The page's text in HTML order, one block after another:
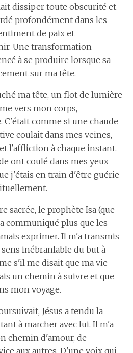
dissiper toute obscurité et
profondément dans les
de paix et
Une transformation
à se produire lorsque sa
sur ma tête.
ma tête, un flot de lumière
vers mon corps,
comme si une chaude
coulait dans mes veines,
l'affliction à chaque instant.
ont coulé dans mes yeux
j'étais en train d'être guérie
sacrée, le prophète Isa (que
communiqué plus que les
exprimer. Il m'a transmis
inébranlable du but à
s'il me disait que ma vie
un chemin à suivre et que
mon voyage.
Jésus a tendu la
à marcher avec lui. Il m'a
chemin d'amour, de
aux autres. D'une voix qui